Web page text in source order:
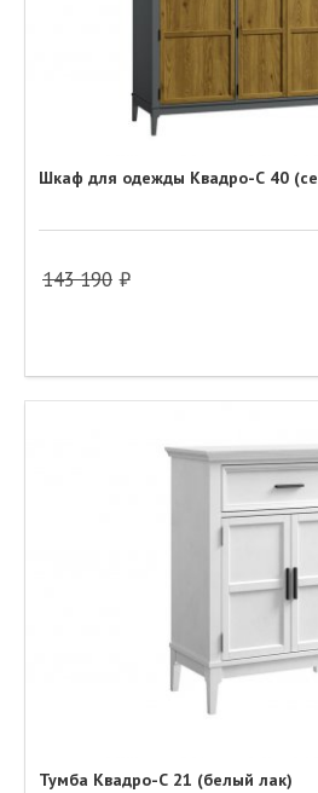
Шкаф для одежды Квадро-С 40
143 190
Тумба Квадро-С 21 (белый лак)